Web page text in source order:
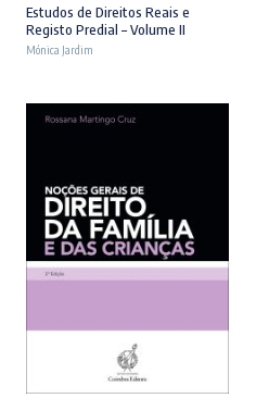
preço
original
40,90 €.
preço
atual
36,81 €.
Estudos de Direitos Reais e
Registo Predial – Volume II
Mónica Jardim
ADICIONAR